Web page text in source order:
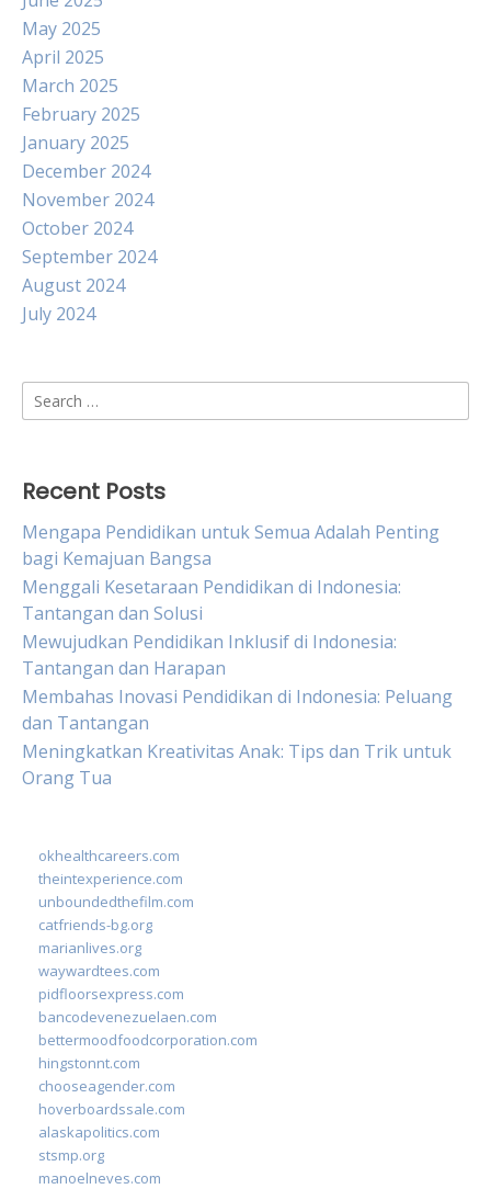
May 2025
April 2025
March 2025
February 2025
January 2025
December 2024
November 2024
October 2024
September 2024
August 2024
July 2024
Search
for:
Recent Posts
Mengapa Pendidikan untuk Semua Adalah Penting
bagi Kemajuan Bangsa
Menggali Kesetaraan Pendidikan di Indonesia:
Tantangan dan Solusi
Mewujudkan Pendidikan Inklusif di Indonesia:
Tantangan dan Harapan
Membahas Inovasi Pendidikan di Indonesia: Peluang
dan Tantangan
Meningkatkan Kreativitas Anak: Tips dan Trik untuk
Orang Tua
okhealthcareers.com
theintexperience.com
unboundedthefilm.com
catfriends-bg.org
marianlives.org
waywardtees.com
pidfloorsexpress.com
bancodevenezuelaen.com
bettermoodfoodcorporation.com
hingstonnt.com
chooseagender.com
hoverboardssale.com
alaskapolitics.com
stsmp.org
manoelneves.com